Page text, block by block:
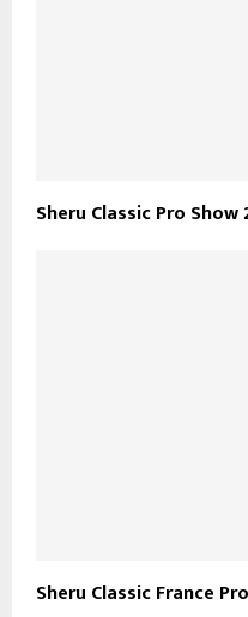
Sheru Classic Pro
Sheru Classic France